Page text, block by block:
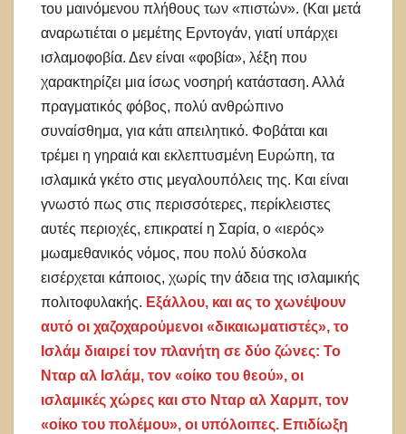
του μαινόμενου πλήθους των «πιστών». (Και μετά
αναρωτιέται ο μεμέτης Ερντογάν, γιατί υπάρχει
ισλαμοφοβία. Δεν είναι «φοβία», λέξη που
χαρακτηρίζει μια ίσως νοσηρή κατάσταση. Αλλά
πραγματικός φόβος, πολύ ανθρώπινο
συναίσθημα, για κάτι απειλητικό. Φοβάται και
τρέμει η γηραιά και εκλεπτυσμένη Ευρώπη, τα
ισλαμικά γκέτο στις μεγαλουπόλεις της. Και είναι
γνωστό πως στις περισσότερες, περίκλειστες
αυτές περιοχές, επικρατεί η Σαρία, ο «ιερός»
μωαμεθανικός νόμος, που πολύ δύσκολα
εισέρχεται κάποιος, χωρίς την άδεια της ισλαμικής
πολιτοφυλακής. Εξάλλου, και ας το χωνέψουν
αυτό οι χαζοχαρούμενοι «δικαιωματιστές», το
Ισλάμ διαιρεί τον πλανήτη σε δύο ζώνες: Το
Νταρ αλ Ισλάμ, τον «οίκο του θεού», οι
ισλαμικές χώρες και στο Νταρ αλ Χαρμπ, τον
«οίκο του πολέμου», οι υπόλοιπες. Επιδίωξη